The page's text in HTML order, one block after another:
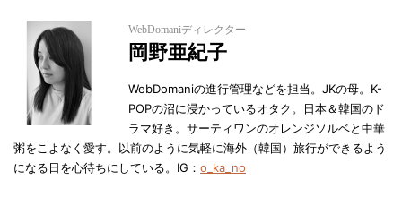
WebDomaniディレクター
岡野亜紀子
WebDomaniの進行管理などを担当。JKの母。K-
POPの沼に浸かっているオタク。日本＆韓国のド
ラマ好き。サーティワンのオレンジソルベと中華
粥をこよなく愛す。以前のように気軽に海外（韓国）旅行ができるよう
になる日を心待ちにしている。IG： o_ka_no